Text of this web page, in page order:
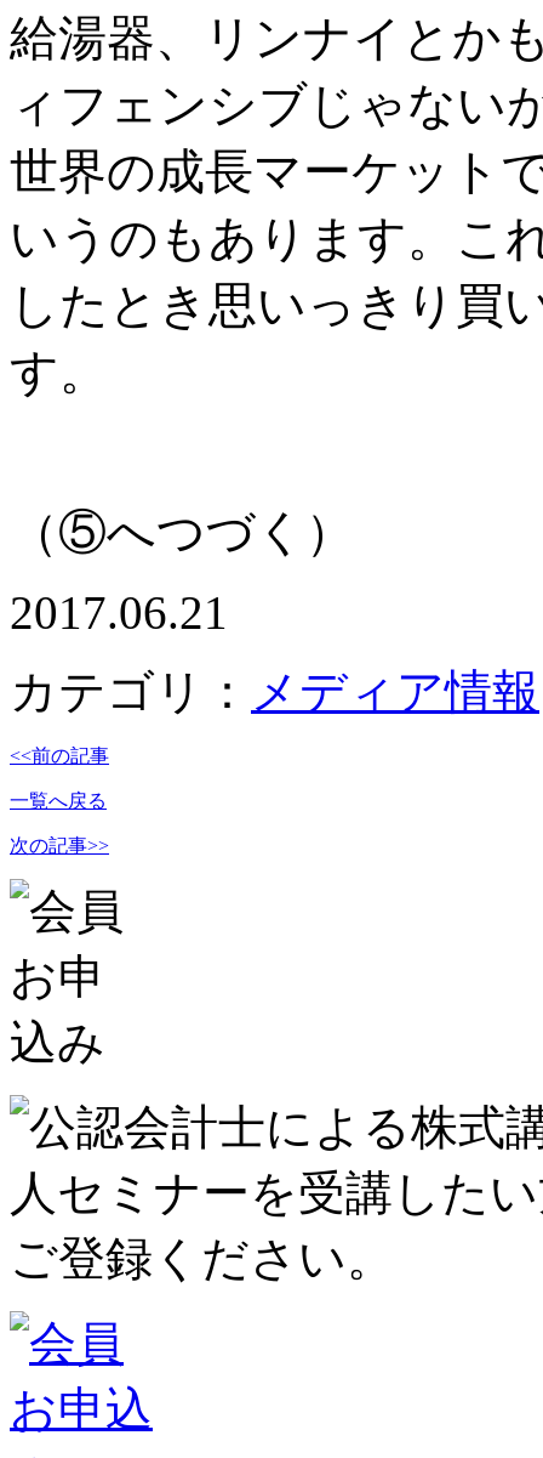
給湯器、リンナイとか
ィフェンシブじゃない
世界の成長マーケット
いうのもあります。こ
したとき思いっきり買
す。
（⑤へつづく）
2017.06.21
カテゴリ： メディア情報
<<前の記事
一覧へ戻る
次の記事>>